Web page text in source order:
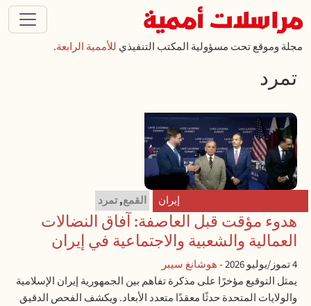
تجاوز إلى المحتوى الرئيسي
مجلة وموقع تحت مسؤولية المكتب التنفيذي للأممية الرابعة.
تمرد
إيران القمع,تمرد
هدوء مؤقت قبل العاصفة: آفاق النضالات
العمالية والشعبية والاجتماعية في إيران
4 تموز/يوليو 2026 -هوشانغ سيبر
يمثل التوقيع مؤخرًا على مذكرة تفاهم بين الجمهورية إيران الإسلامية
والولايات المتحدة حدثًا معقدًا متعدد الأبعاد. ويكشف الفحص الدقيق